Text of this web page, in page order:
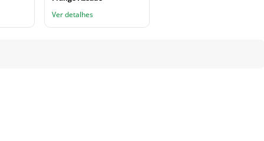
Ver detalhes